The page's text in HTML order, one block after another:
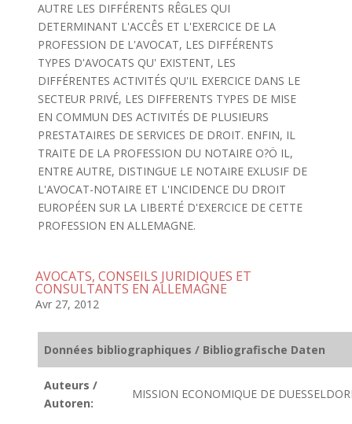
AUTRE LES DIFFÉRENTS RÊGLES QUI
DETERMINANT L'ACCÊS ET L'EXERCICE DE LA
PROFESSION DE L'AVOCAT, LES DIFFÉRENTS
TYPES D'AVOCATS QU' EXISTENT, LES
DIFFÉRENTES ACTIVITÉS QU'IL EXERCICE DANS LE
SECTEUR PRIVÉ, LES DIFFERENTS TYPES DE MISE
EN COMMUN DES ACTIVITÉS DE PLUSIEURS
PRESTATAIRES DE SERVICES DE DROIT. ENFIN, IL
TRAITE DE LA PROFESSION DU NOTAIRE O?Ö IL,
ENTRE AUTRE, DISTINGUE LE NOTAIRE EXLUSIF DE
L'AVOCAT-NOTAIRE ET L'INCIDENCE DU DROIT
EUROPÉEN SUR LA LIBERTÉ D'EXERCICE DE CETTE
PROFESSION EN ALLEMAGNE.
AVOCATS, CONSEILS JURIDIQUES ET
CONSULTANTS EN ALLEMAGNE
Avr 27, 2012
Données bibliographiques / Bibliografische Daten
Auteurs /
Autoren:
MISSION ECONOMIQUE DE